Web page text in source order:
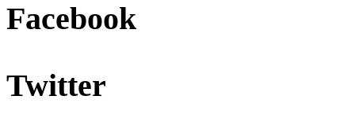
Facebook
Twitter